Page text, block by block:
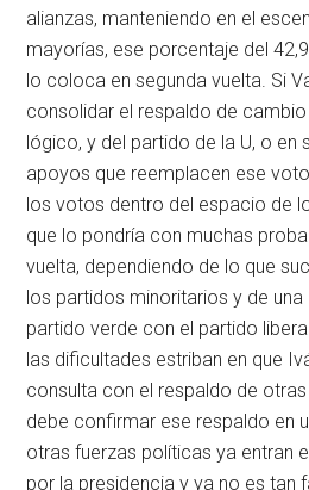
alianzas, manteniendo en el
mayorías, ese porcentaje del
lo coloca en segunda vuelta. Si
consolidar el respaldo de
lógico, y del partido de la U, o en
apoyos que reemplacen ese
los votos dentro del espacio de
que lo pondría con muchas
vuelta, dependiendo de lo que
los partidos minoritarios y de una
partido verde con el partido liberal
las dificultades estriban en que
consulta con el respaldo de
debe confirmar ese respaldo en
otras fuerzas políticas ya entran
por la presidencia y ya no es tan